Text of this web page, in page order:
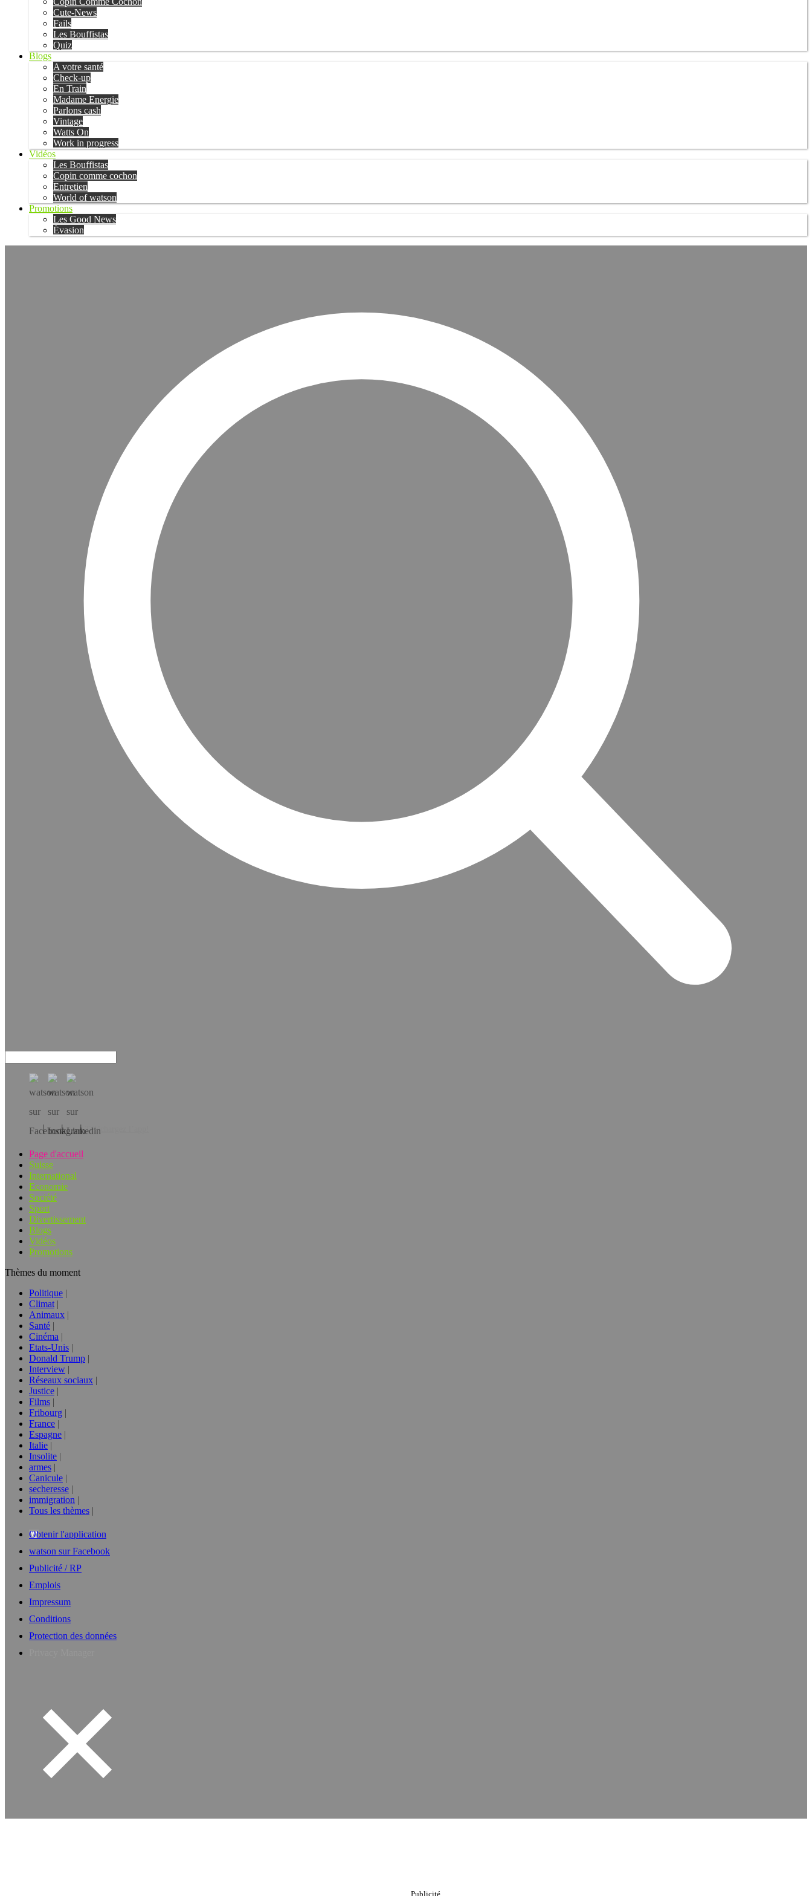
Cute-News
Fails
Les Bouffistas
Quiz
Blogs
A votre santé
Check-up
En Train
Madame Energie
Parlons cash
Vintage
Watts On
Work in progress
Vidéos
Les Bouffistas
Copin comme cochon
Entretien
World of watson
Promotions
Les Good News
Évasion
Téléchargez l’app!
Page d'accueil
Suisse
International
Economie
Société
Sport
Divertissement
Blogs
Vidéos
Promotions
Thèmes du moment
Politique
Climat
Animaux
Santé
Cinéma
Etats-Unis
Donald Trump
Interview
Réseaux sociaux
Justice
Films
Fribourg
France
Espagne
Italie
Insolite
armes
Canicule
secheresse
immigration
Tous les thèmes
Obtenir l'application
watson sur Facebook
Publicité / RP
Emplois
Impressum
Conditions
Protection des données